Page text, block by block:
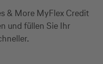
& More MyFlex Credit
und füllen Sie Ihr